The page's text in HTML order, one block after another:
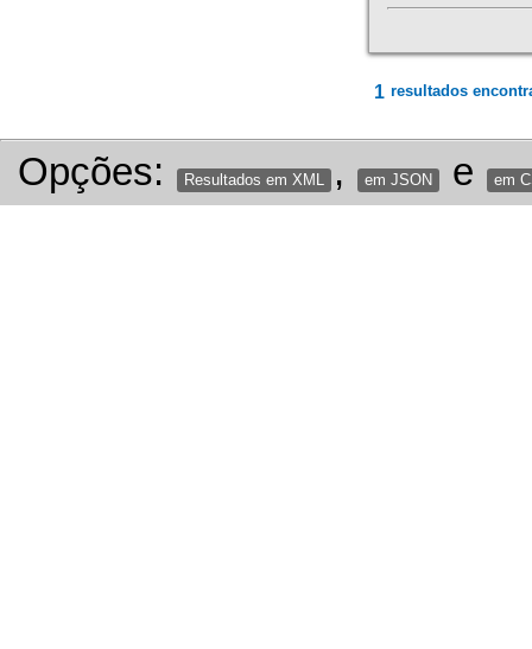
1 resultados
Opções: Resultados em XML , em JSON e em